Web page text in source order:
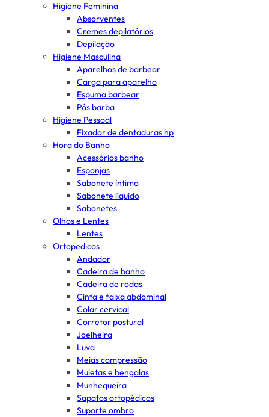
Higiene Feminina
Absorventes
Cremes depilatórios
Depilação
Higiene Masculina
Aparelhos de barbear
Carga para aparelho
Espuma barbear
Pós barba
Higiene Pessoal
Fixador de dentaduras hp
Hora do Banho
Acessórios banho
Esponjas
Sabonete íntimo
Sabonete líquido
Sabonetes
Olhos e Lentes
Lentes
Ortopedicos
Andador
Cadeira de banho
Cadeira de rodas
Cinta e faixa abdominal
Colar cervical
Corretor postural
Joelheira
Luva
Meias compressão
Muletas e bengalas
Munhequeira
Sapatos ortopédicos
Suporte ombro